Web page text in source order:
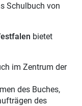
Schulbuch von
bietet
im Zentrum der
des Buches,
des